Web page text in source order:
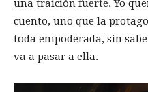
una traición fuerte. Yo
cuento, uno que la
toda empoderada, sin
va a pasar a ella.